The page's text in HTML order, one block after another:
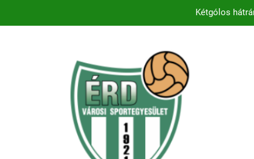
Kétgólos
Történelmet írt az I. Érdi Football Fesztivál –
Ellenfelünk visszalépése miatt játék nélkül
Kezdődik a 2026–2027-